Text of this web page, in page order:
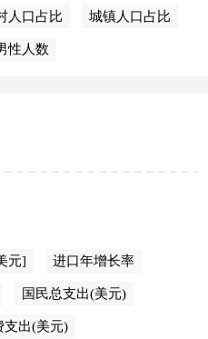
人口占比 城镇人口占比
性人数
元] 进口年增长率
国民总支出(美元)
支出(美元)